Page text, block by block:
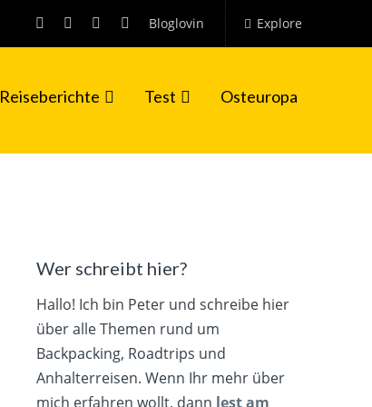
Bloglovin Explore
Reiseberichte Test Osteuropa
Wer schreibt hier?
Hallo! Ich bin Peter und schreibe hier
über alle Themen rund um
Backpacking, Roadtrips und
Anhalterreisen. Wenn Ihr mehr über
mich erfahren wollt, dann lest am